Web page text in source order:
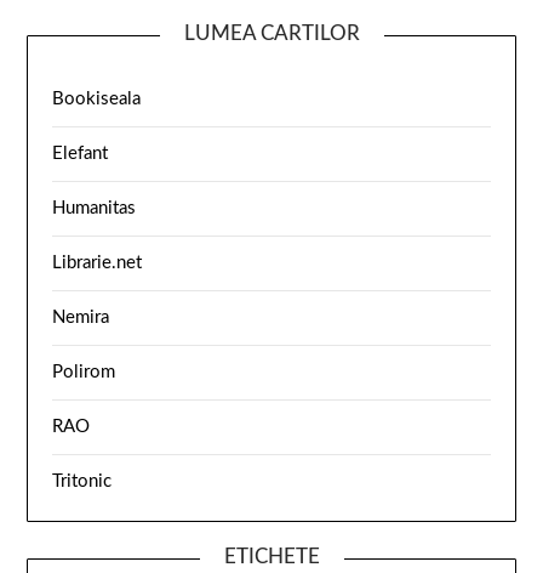
LUMEA CARTILOR
Bookiseala
Elefant
Humanitas
Librarie.net
Nemira
Polirom
RAO
Tritonic
ETICHETE